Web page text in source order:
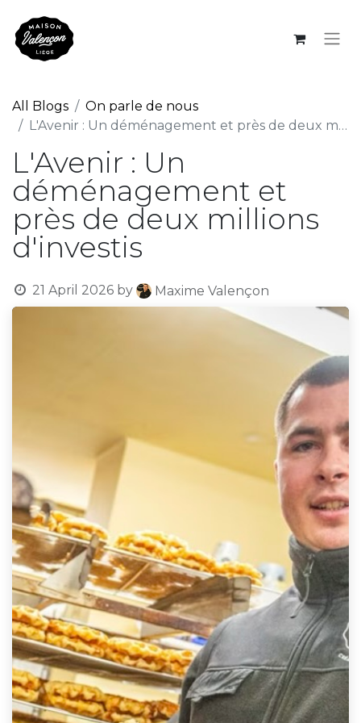
All Blogs
On parle de nous
L'Avenir : Un déménagement et près de deux millions d'investis
L'Avenir : Un
déménagement et
près de deux millions
d'investis
21 April 2026 by Maxime Valençon